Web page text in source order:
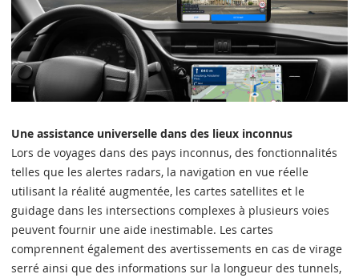
Une assistance universelle dans des lieux inconnus
Lors de voyages dans des pays inconnus, des fonctionnalités
telles que les alertes radars, la navigation en vue réelle
utilisant la réalité augmentée, les cartes satellites et le
guidage dans les intersections complexes à plusieurs voies
peuvent fournir une aide inestimable. Les cartes
comprennent également des avertissements en cas de virage
serré ainsi que des informations sur la longueur des tunnels,